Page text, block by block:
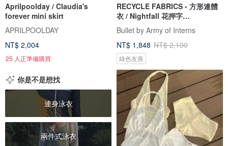
Aprilpoolday / Claudia's
forever mini skirt
APRILPOOLDAY
NT$ 2,004
25 人正準備購買
RECYCLE FABRICS - 方形連體
衣 / Nightfall 花押字
BLT064NIGH
Bullet by Army of Interns
NT$ 1,848 NT$ 2,100
綠色友善
你是不是想找
連身泳衣
兩件式泳衣